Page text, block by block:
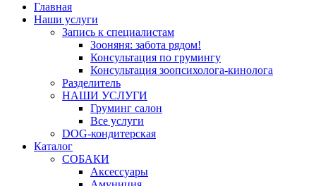
Главная
Наши услуги
Запись к специалистам
Зооняня: забота рядом!
Консультация по грумингу
Консультация зоопсихолога-кинолога
Pазделитель
НАШИ УСЛУГИ
Груминг салон
Все услуги
DOG-кондитерская
Каталог
СОБАКИ
Аксессуары